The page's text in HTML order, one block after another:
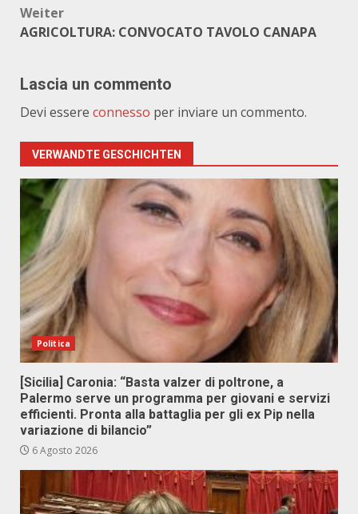
Weiter
AGRICOLTURA: CONVOCATO TAVOLO CANAPA
Lascia un commento
Devi essere connesso per inviare un commento.
VERWANDTE GESCHICHTEN
Politica
[Sicilia] Caronia: “Basta valzer di poltrone, a
Palermo serve un programma per giovani e servizi
efficienti. Pronta alla battaglia per gli ex Pip nella
variazione di bilancio”
6 Agosto 2026